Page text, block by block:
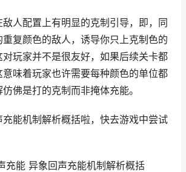
人配置上有明显的克制引导，即，同
复颜色的敌人，诱导你只上克制色的
玩家并不是很友好，如果后续关卡都
味着玩家也许需要每种颜色的单位都
佛是打的克制而非掩体充能。
能机制解析概括啦，快去游戏中尝试
充能 异象回声充能机制解析概括